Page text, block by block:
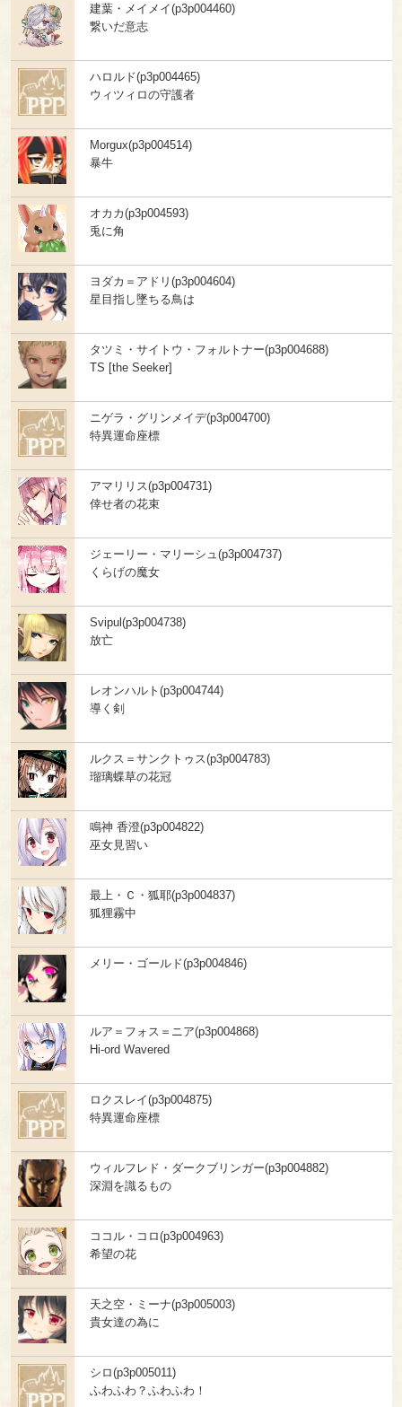
建葉・メイメイ(p3p004460)
繋いだ意志
ハロルド(p3p004465)
ウィツィロの守護者
Morgux(p3p004514)
暴牛
オカカ(p3p004593)
兎に角
ヨダカ＝アドリ(p3p004604)
星目指し墜ちる鳥は
タツミ・サイトウ・フォルトナー(p3p004688)
TS [the Seeker]
ニゲラ・グリンメイデ(p3p004700)
特異運命座標
アマリリス(p3p004731)
倖せ者の花束
ジェーリー・マリーシュ(p3p004737)
くらげの魔女
Svipul(p3p004738)
放亡
レオンハルト(p3p004744)
導く剣
ルクス＝サンクトゥス(p3p004783)
瑠璃蝶草の花冠
鳴神 香澄(p3p004822)
巫女見習い
最上・Ｃ・狐耶(p3p004837)
狐狸霧中
メリー・ゴールド(p3p004846)
ルア＝フォス＝ニア(p3p004868)
Hi-ord Wavered
ロクスレイ(p3p004875)
特異運命座標
ウィルフレド・ダークブリンガー(p3p004882)
深淵を識るもの
ココル・コロ(p3p004963)
希望の花
天之空・ミーナ(p3p005003)
貴女達の為に
シロ(p3p005011)
ふわふわ？ふわふわ！